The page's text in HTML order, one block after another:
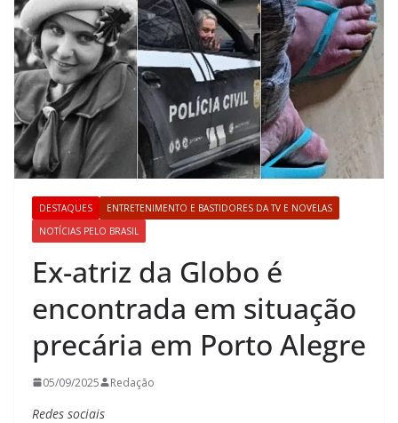
DESTAQUES
ENTRETENIMENTO E BASTIDORES DA TV E NOVELAS
NOTÍCIAS PELO BRASIL
Ex-atriz da Globo é
encontrada em situação
precária em Porto Alegre
05/09/2025 Redação
Redes sociais